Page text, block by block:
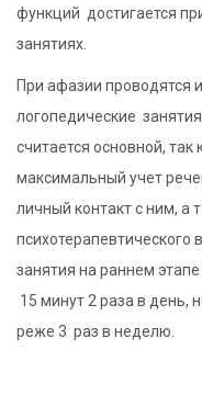
функций достигается
занятиях.
При афазии проводятся
логопедические
считается основной,
максимальный учет
личный контакт с ним,
занятия на раннем
15 минут 2 раза в день,
реже 3 раз в неделю.